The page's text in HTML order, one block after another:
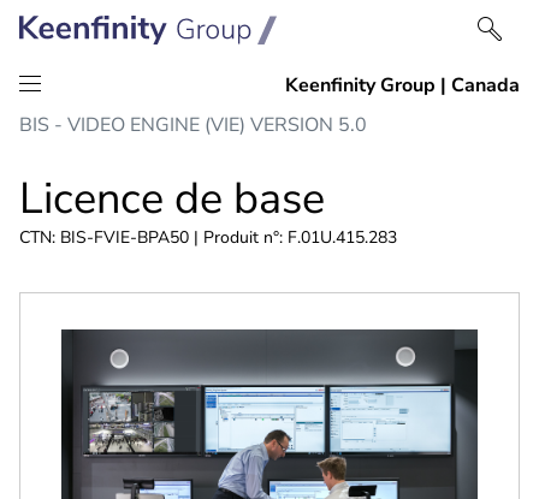
Passer
contenu
Passer
navigation
BIS - VIDEO ENGINE (VIE) VERSION 5.0
Licence de base
CTN: BIS-FVIE-BPA50 | Produit n°: F.01U.415.283